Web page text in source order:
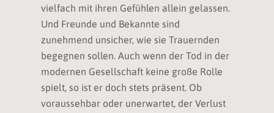
vielfach mit ihren Gefühlen allein gelassen.
Und Freunde und Bekannte sind
zunehmend unsicher, wie sie Trauernden
begegnen sollen. Auch wenn der Tod in der
modernen Gesellschaft keine große Rolle
spielt, so ist er doch stets präsent. Ob
voraussehbar oder unerwartet, der Verlust